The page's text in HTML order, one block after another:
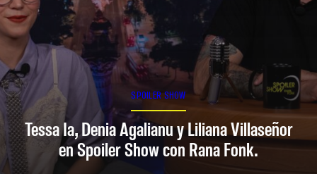
SPOILER SHOW
Tessa Ia, Denia Agalianu y Liliana Villaseñor
en Spoiler Show con Rana Fonk.